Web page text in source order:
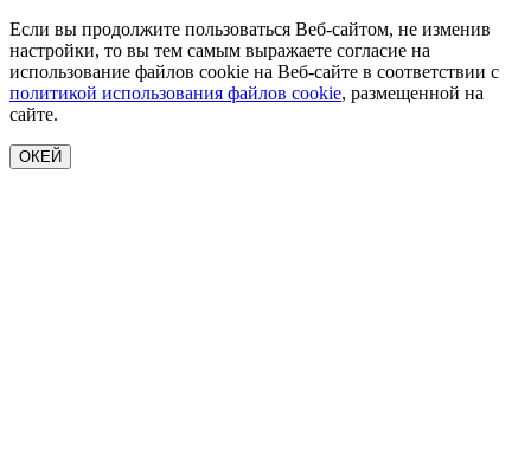
Если вы продолжите пользоваться Веб-сайтом, не изменив
настройки, то вы тем самым выражаете согласие на
использование файлов cookie на Веб-сайте в соответствии с
политикой использования файлов cookie, размещенной на
сайте.
ОКЕЙ